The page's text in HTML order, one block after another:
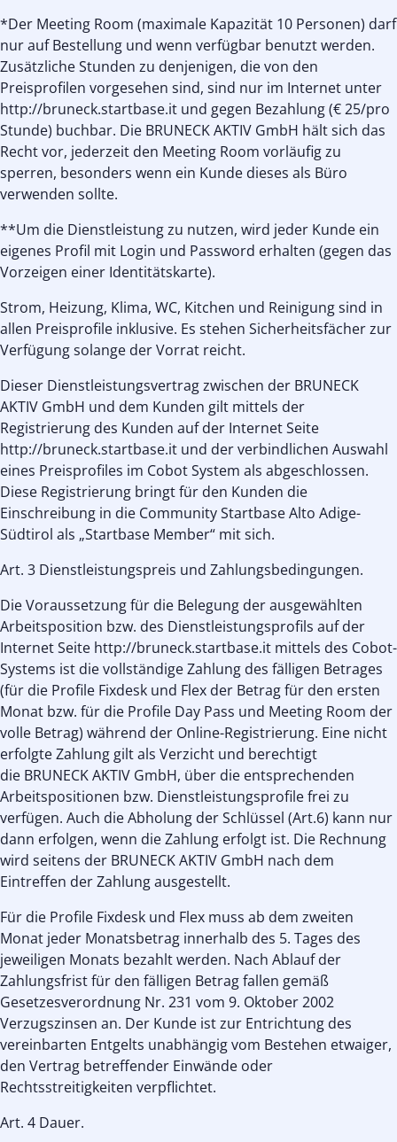
*Der Meeting Room (maximale Kapazität 10 Personen) darf
nur auf Bestellung und wenn verfügbar benutzt werden.
Zusätzliche Stunden zu denjenigen, die von den
Preisprofilen vorgesehen sind, sind nur im Internet unter
http://bruneck.startbase.it und gegen Bezahlung (€ 25/pro
Stunde) buchbar. Die BRUNECK AKTIV GmbH hält sich das
Recht vor, jederzeit den Meeting Room vorläufig zu
sperren, besonders wenn ein Kunde dieses als Büro
verwenden sollte.
**Um die Dienstleistung zu nutzen, wird jeder Kunde ein
eigenes Profil mit Login und Password erhalten (gegen das
Vorzeigen einer Identitätskarte).
Strom, Heizung, Klima, WC, Kitchen und Reinigung sind in
allen Preisprofile inklusive. Es stehen Sicherheitsfächer zur
Verfügung solange der Vorrat reicht.
Dieser Dienstleistungsvertrag zwischen der BRUNECK
AKTIV GmbH und dem Kunden gilt mittels der
Registrierung des Kunden auf der Internet Seite
http://bruneck.startbase.it und der verbindlichen Auswahl
eines Preisprofiles im Cobot System als abgeschlossen.
Diese Registrierung bringt für den Kunden die
Einschreibung in die Community Startbase Alto Adige-
Südtirol als „Startbase Member“ mit sich.
Art. 3 Dienstleistungspreis und Zahlungsbedingungen.
Die Voraussetzung für die Belegung der ausgewählten
Arbeitsposition bzw. des Dienstleistungsprofils auf der
Internet Seite http://bruneck.startbase.it mittels des Cobot-
Systems ist die vollständige Zahlung des fälligen Betrages
(für die Profile Fixdesk und Flex der Betrag für den ersten
Monat bzw. für die Profile Day Pass und Meeting Room der
volle Betrag) während der Online-Registrierung. Eine nicht
erfolgte Zahlung gilt als Verzicht und berechtigt
die BRUNECK AKTIV GmbH, über die entsprechenden
Arbeitspositionen bzw. Dienstleistungsprofile frei zu
verfügen. Auch die Abholung der Schlüssel (Art.6) kann nur
dann erfolgen, wenn die Zahlung erfolgt ist. Die Rechnung
wird seitens der BRUNECK AKTIV GmbH nach dem
Eintreffen der Zahlung ausgestellt.
Für die Profile Fixdesk und Flex muss ab dem zweiten
Monat jeder Monatsbetrag innerhalb des 5. Tages des
jeweiligen Monats bezahlt werden. Nach Ablauf der
Zahlungsfrist für den fälligen Betrag fallen gemäß
Gesetzesverordnung Nr. 231 vom 9. Oktober 2002
Verzugszinsen an. Der Kunde ist zur Entrichtung des
vereinbarten Entgelts unabhängig vom Bestehen etwaiger,
den Vertrag betreffender Einwände oder
Rechtsstreitigkeiten verpflichtet.
Art. 4 Dauer.